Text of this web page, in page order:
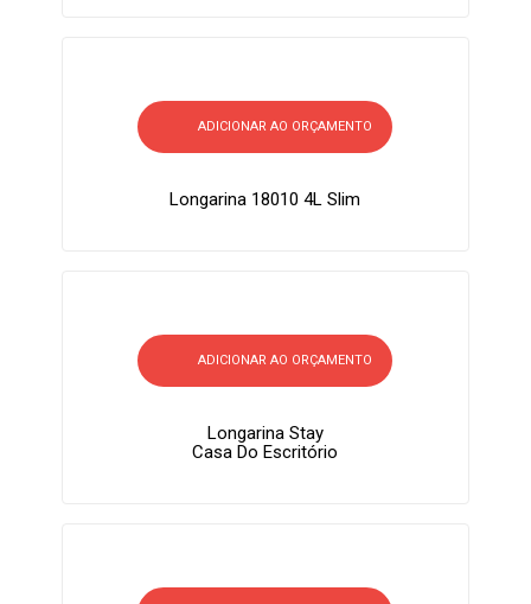
ADICIONAR AO ORÇAMENTO
Longarina 18010 4L Slim
ADICIONAR AO ORÇAMENTO
Longarina Stay
Casa Do Escritório